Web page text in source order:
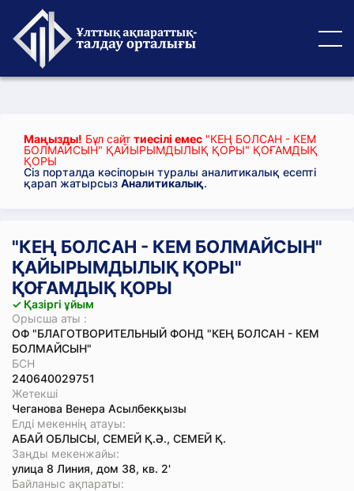
Маңызды! Бұл сайт тиесілі емес "КЕҢ БОЛСАН - КЕМ
БОЛМАЙСЫН" ҚАЙЫРЫМДЫЛЫҚ ҚОРЫ" ҚОҒАМДЫҚ
ҚОРЫ
Сіз порталда кәсіпорын туралы аналитикалық есепті
қарап жатырсыз Аналитикалық.
"КЕҢ БОЛСАН - КЕМ БОЛМАЙСЫН"
ҚАЙЫРЫМДЫЛЫҚ ҚОРЫ"
ҚОҒАМДЫҚ ҚОРЫ
✓ Қазіргі ұйым
Орысша аты :
ОФ "БЛАГОТВОРИТЕЛЬНЫЙ ФОНД "КЕҢ БОЛСАН - КЕМ
БОЛМАЙСЫН"
БСН
240640029751
Жетекші
Чеганова Венера Асылбекқызы
Елді мекеннің атауы:
АБАЙ ОБЛЫСЫ, СЕМЕЙ Қ.Ә., СЕМЕЙ Қ.
Заңды мекенжайы:
улица 8 Линия, дом 38, кв. 2'
Байланыс ақпараты: